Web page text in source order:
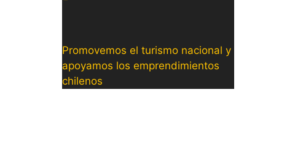
Promovemos el turismo nacional y
apoyamos los emprendimientos
chilenos